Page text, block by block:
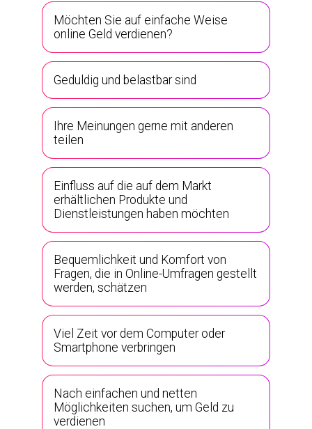
Möchten Sie auf einfache Weise
online Geld verdienen?
Geduldig und belastbar sind
Ihre Meinungen gerne mit anderen
teilen
Einfluss auf die auf dem Markt
erhältlichen Produkte und
Dienstleistungen haben möchten
Bequemlichkeit und Komfort von
Fragen, die in Online-Umfragen gestellt
werden, schätzen
Viel Zeit vor dem Computer oder
Smartphone verbringen
Nach einfachen und netten
Möglichkeiten suchen, um Geld zu
verdienen